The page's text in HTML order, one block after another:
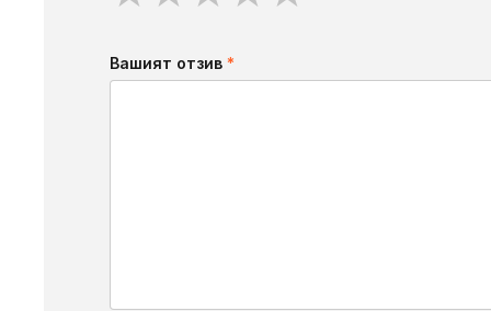
Вашият отзив *